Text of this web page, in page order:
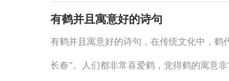
有鹤并且寓意好的诗句
有鹤并且寓意好的诗句，在传统文化中，鹤
长春”。人们都非常喜爱鹤，觉得鹤的寓意非